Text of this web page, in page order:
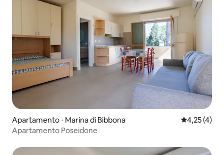
Apartamento ⋅ Marina di Bibbona 4,25 de
4,25 (4)
Apartamento Poseidone